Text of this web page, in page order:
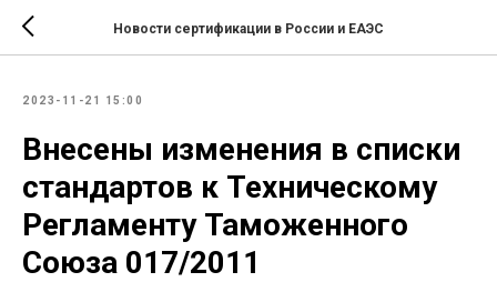
Новости сертификации в России и ЕАЭС
2023-11-21 15:00
Внесены изменения в списки
стандартов к Техническому
Регламенту Таможенного
Союза 017/2011